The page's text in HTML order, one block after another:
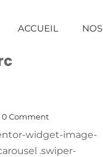
ACCUEIL
0 Comment
widget-image-
.swiper-